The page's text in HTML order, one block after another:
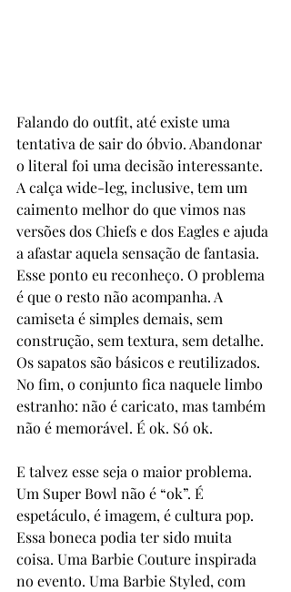
Falando do outfit, até existe uma
tentativa de sair do óbvio. Abandonar
o literal foi uma decisão interessante.
A calça wide-leg, inclusive, tem um
caimento melhor do que vimos nas
versões dos Chiefs e dos Eagles e ajuda
a afastar aquela sensação de fantasia.
Esse ponto eu reconheço. O problema
é que o resto não acompanha. A
camiseta é simples demais, sem
construção, sem textura, sem detalhe.
Os sapatos são básicos e reutilizados.
No fim, o conjunto fica naquele limbo
estranho: não é caricato, mas também
não é memorável. É ok. Só ok.
E talvez esse seja o maior problema.
Um Super Bowl não é “ok”. É
espetáculo, é imagem, é cultura pop.
Essa boneca podia ter sido muita
coisa. Uma Barbie Couture inspirada
no evento. Uma Barbie Styled, com